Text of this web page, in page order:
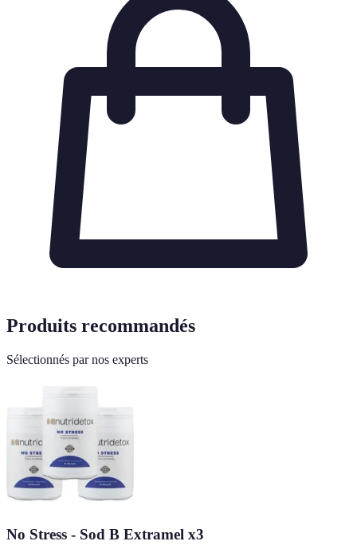
Produits recommandés
Sélectionnés par nos experts
No Stress - Sod B Extramel x3